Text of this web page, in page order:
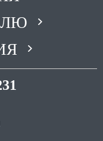
16
86
до 17:00, СБ-